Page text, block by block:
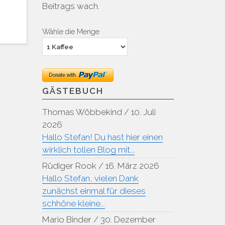
Beitrags wach.
Wähle die Menge
GÄSTEBUCH
Thomas Wöbbekind / 10. Juli
2026
Hallo Stefan! Du hast hier einen
wirklich tollen Blog mit...
Rüdiger Rook / 16. März 2026
Hallo Stefan, vielen Dank
zunächst einmal für dieses
schhöne kleine...
Mario Binder/ 30. Dezember